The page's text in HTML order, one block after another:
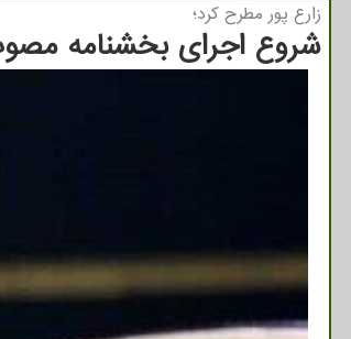
زارع پور مطرح كرد؛
شروع اجرای بخشنامه